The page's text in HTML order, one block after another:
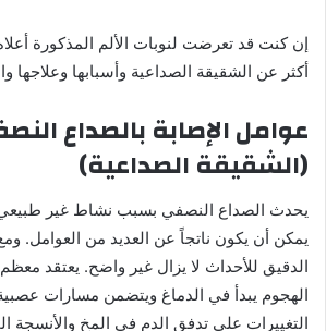
إن كنت قد تعرضت لنوبات الألم المذكورة
أكثر عن الشقيقة الصداعية وأسبابها وعلاجها
عوامل الإصابة بالصداع
(الشقيقة الصداعية)
يحدث الصداع النصفي بسبب نشاط غير طبيعي
يمكن أن يكون ناتجاً عن العديد من العوامل.
الدقيق للأحداث لا يزال غير واضح. يعتقد معظم
الهجوم يبدأ في الدماغ ويتضمن مسارات عصبية
التغييرات على تدفق الدم في المخ والأنسجة